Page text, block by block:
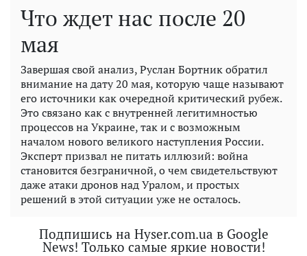
Что ждет нас после 20
мая
Завершая свой анализ, Руслан Бортник обратил
внимание на дату 20 мая, которую чаще называют
его источники как очередной критический рубеж.
Это связано как с внутренней легитимностью
процессов на Украине, так и с возможным
началом нового великого наступления России.
Эксперт призвал не питать иллюзий: война
становится безграничной, о чем свидетельствуют
даже атаки дронов над Уралом, и простых
решений в этой ситуации уже не осталось.
Подпишись на Hyser.com.ua в Google
News! Только самые яркие новости!